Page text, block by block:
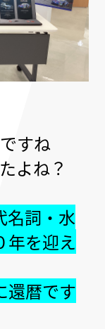
すね
よね？
名詞・水
年を迎え
還暦です